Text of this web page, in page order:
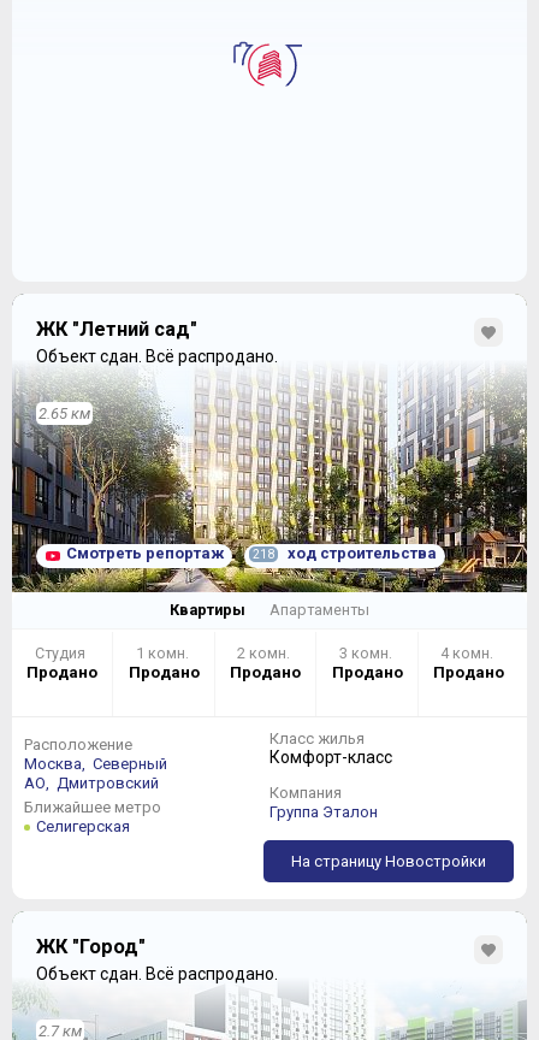
ЖК "Летний сад"
Объект сдан. Всё распродано.
2.65 км
Смотреть репортаж 218 ход строительства
Квартиры
Студия
Продано
1 комн.
Продано
2 комн.
Продано
3 комн.
Продано
4 комн.
Продано
Апартаменты
Расположение
Москва, Северный
АО, Дмитровский
Ближайшее метро
Селигерская
Класс жилья
Комфорт-класс
Компания
Группа Эталон
На страницу Новостройки
ЖК "Город"
Объект сдан. Всё распродано.
2.7 км